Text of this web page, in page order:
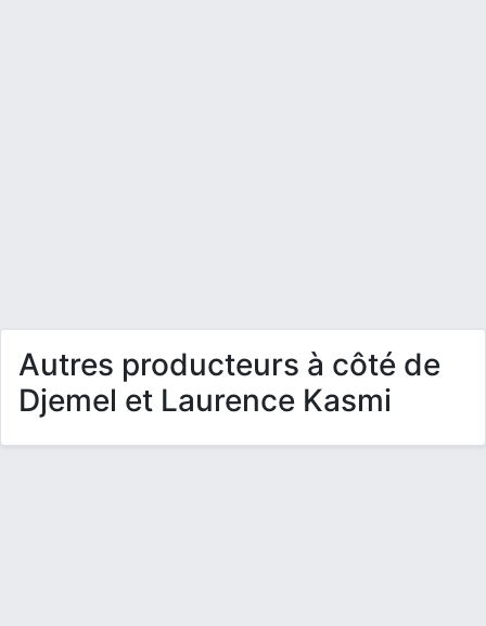
Autres producteurs à côté de
Djemel et Laurence Kasmi